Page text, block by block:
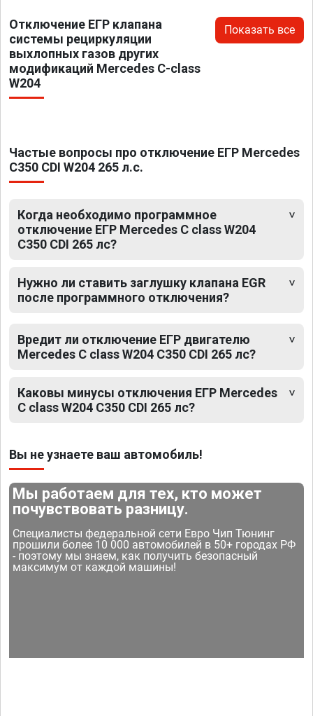
Отключение ЕГР клапана
системы рециркуляции
выхлопных газов других
модификаций Mercedes C-class
W204
Показать все
Частые вопросы про отключение ЕГР Mercedes
C350 CDI W204 265 л.с.
Когда необходимо программное
отключение ЕГР Mercedes C class W204
C350 CDI 265 лс?
Нужно ли ставить заглушку клапана EGR
после программного отключения?
Вредит ли отключение ЕГР двигателю
Mercedes C class W204 C350 CDI 265 лс?
Каковы минусы отключения ЕГР Mercedes
C class W204 C350 CDI 265 лс?
Вы не узнаете ваш автомобиль!
Мы работаем для тех, кто может
почувствовать разницу.
Специалисты федеральной сети Евро Чип Тюнинг
прошили более 10 000 автомобилей в 50+ городах РФ
- поэтому мы знаем, как получить безопасный
максимум от каждой машины!